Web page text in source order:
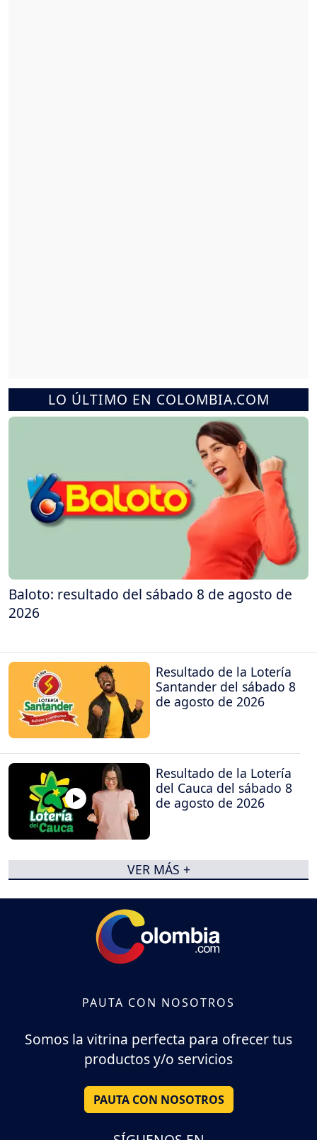
LO ÚLTIMO EN COLOMBIA.COM
Baloto: resultado del sábado 8 de agosto de
2026
Resultado de la Lotería
Santander del sábado 8
de agosto de 2026
Resultado de la Lotería
del Cauca del sábado 8
de agosto de 2026
VER MÁS +
PAUTA CON NOSOTROS
Somos la vitrina perfecta para ofrecer tus
productos y/o servicios
PAUTA CON NOSOTROS